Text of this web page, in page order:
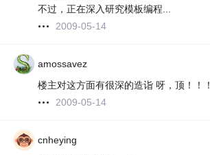
不过，正在深入研究模板编程...
2009-05-14
amossavez
楼主对这方面有很深的造诣 呀，顶！！！
2009-05-14
cnheying